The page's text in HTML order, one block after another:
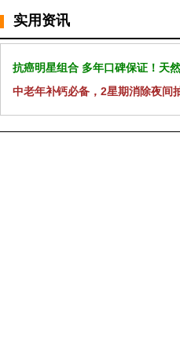
实用资讯
抗癌明星组合 多年口碑保证！天
中老年补钙必备，2星期消除夜间